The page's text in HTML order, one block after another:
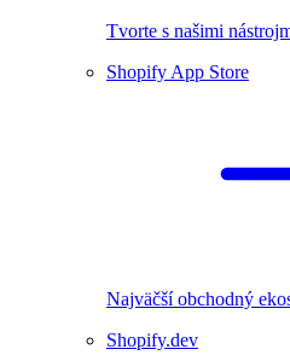
Tvorte s našimi
Shopify App Store
Najväčší obchodný
Shopify.dev